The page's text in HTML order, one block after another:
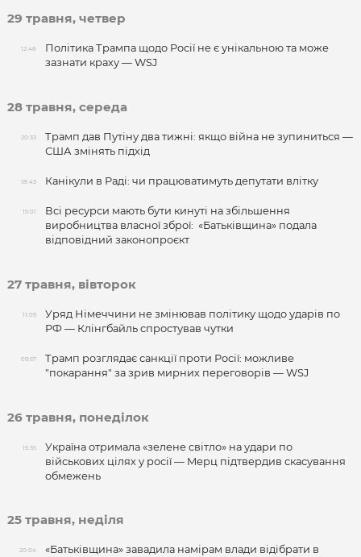
29 травня, четвер
12:48
Політика Трампа щодо Росії не є унікальною та може
зазнати краху — WSJ
28 травня, середа
20:33
Трамп дав Путіну два тижні: якщо війна не зупиниться —
США змінять підхід
18:43 Канікули в Раді: чи працюватимуть депутати влітку
15:01
Всі ресурси мають бути кинуті на збільшення
виробництва власної зброї: «Батьківщина» подала
відповідний законопроєкт
27 травня, вівторок
11:09
Уряд Німеччини не змінював політику щодо ударів по
РФ — Клінгбайль спростував чутки
09:57
Трамп розглядає санкції проти Росії: можливе
"покарання" за зрив мирних переговорів — WSJ
26 травня, понеділок
15:35
Україна отримала «зелене світло» на удари по
військових цілях у росії — Мерц підтвердив скасування
обмежень
25 травня, неділя
20:04
«Батьківщина» завадила намірам влади відібрати в